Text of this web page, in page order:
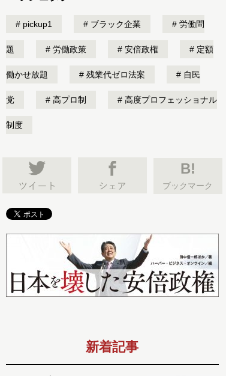
pickup1 ブラック企業 労働問
題 労働政策 安倍政権 定額
働かせ放題 残業代ゼロ法案 自民
党 高プロ制 高度プロフェッショナル
制度
B!
ブックマーク
新着記事